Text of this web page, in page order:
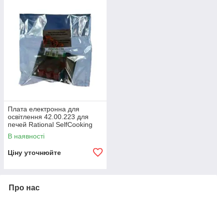
Плата електронна для
освітлення 42.00.223 для
печей Rational SelfCooking
Center XS
В наявності
Ціну уточнюйте
Про нас